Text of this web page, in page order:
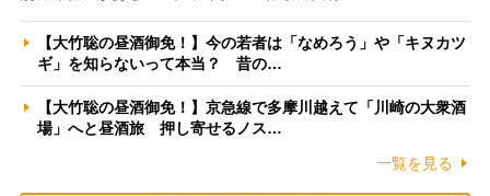
【大竹聡の昼酒御免！】今の若者は「なめろう」や「キヌカツ
ギ」を知らないって本当？ 昔の…
【大竹聡の昼酒御免！】京急線で多摩川越えて「川崎の大衆酒
場」へと昼酒旅 押し寄せるノス…
一覧を見る